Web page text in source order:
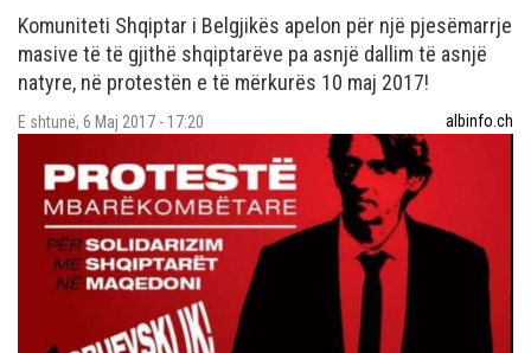
Komuniteti Shqiptar i Belgjikës apelon për një pjesëmarrje
masive të të gjithë shqiptarëve pa asnjë dallim të asnjë
natyre, në protestën e të mërkurës 10 maj 2017!
E shtunë, 6 Maj 2017 - 17:20 albinfo.ch